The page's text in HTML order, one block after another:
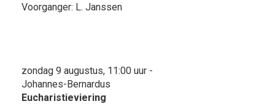
Voorganger: L. Janssen
zondag 9 augustus, 11:00 uur -
Johannes-Bernardus
Eucharistieviering